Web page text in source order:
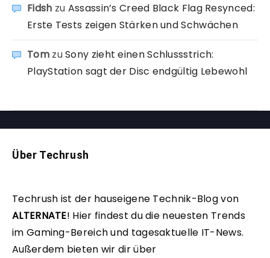
Fidsh zu Assassin’s Creed Black Flag Resynced:
Erste Tests zeigen Stärken und Schwächen
TomzuSony zieht einen Schlussstrich:
PlayStation sagt der Disc endgültig Lebewohl
Über Techrush
Techrush ist der hauseigene Technik-Blog von
ALTERNATE! Hier findest du die neuesten Trends
im Gaming-Bereich und tagesaktuelle IT-News.
Außerdem bieten wir dir über